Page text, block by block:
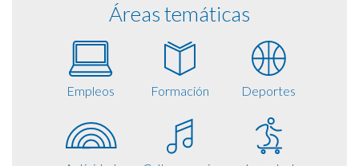
Áreas temáticas
Empleos Formación Deportes